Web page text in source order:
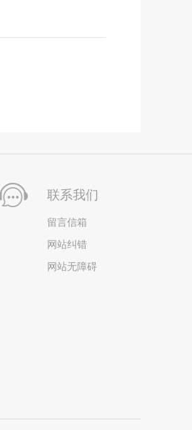
联系我们
留言信箱
网站纠错
网站无障碍